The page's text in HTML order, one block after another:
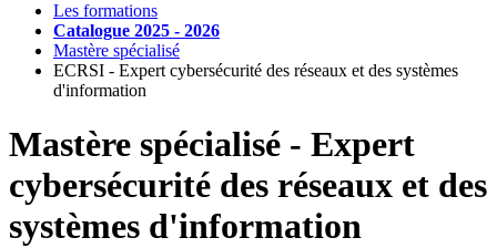
Les formations
Catalogue 2025 - 2026
Mastère spécialisé
ECRSI - Expert cybersécurité des réseaux et des systèmes
d'information
Mastère spécialisé - Expert
cybersécurité des réseaux et des
systèmes d'information